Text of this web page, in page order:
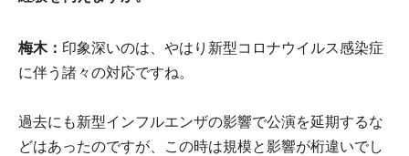
梅木： 印象深いのは、やはり新型コロナウイルス感染症
に伴う諸々の対応ですね。
過去にも新型インフルエンザの影響で公演を延期するな
どはあったのですが、この時は規模と影響が桁違いでし